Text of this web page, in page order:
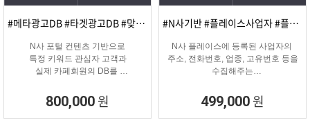
#메타광고DB #타겟광고DB #맞춤DB
N사 포털 컨텐츠 기반으로
특정 키워드 관심자 고객과
실제 카페회원의 DB를
800,000 원
#N사기반 #플레이스사업자 #플레이스신규사업자
N사 플레이스에 등록된 사업자의
주소, 전화번호, 업종, 고유번호 등을
수집해주는
추출 수집 프로그램
499,000 원